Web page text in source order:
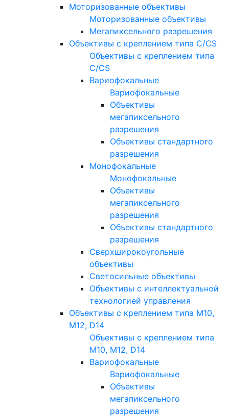
Моторизованные объективы
Моторизованные объективы
Мегапиксельного разрешения
Объективы с креплением типа C/CS
Объективы с креплением типа
C/CS
Вариофокальные
Вариофокальные
Объективы
мегапиксельного
разрешения
Объективы стандартного
разрешения
Монофокальные
Монофокальные
Объективы
мегапиксельного
разрешения
Объективы стандартного
разрешения
Сверхширокоугольные
объективы
Светосильные объективы
Объективы с интеллектуальной
технологией управления
Объективы с креплением типа M10,
M12, D14
Объективы с креплением типа
M10, M12, D14
Вариофокальные
Вариофокальные
Объективы
мегапиксельного
разрешения